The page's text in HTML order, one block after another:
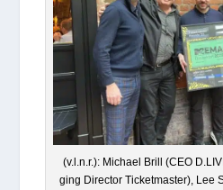
(v.l.n.r.): Michael Brill (CEO
ging Direc­tor Ticket­mas­ter), Lee